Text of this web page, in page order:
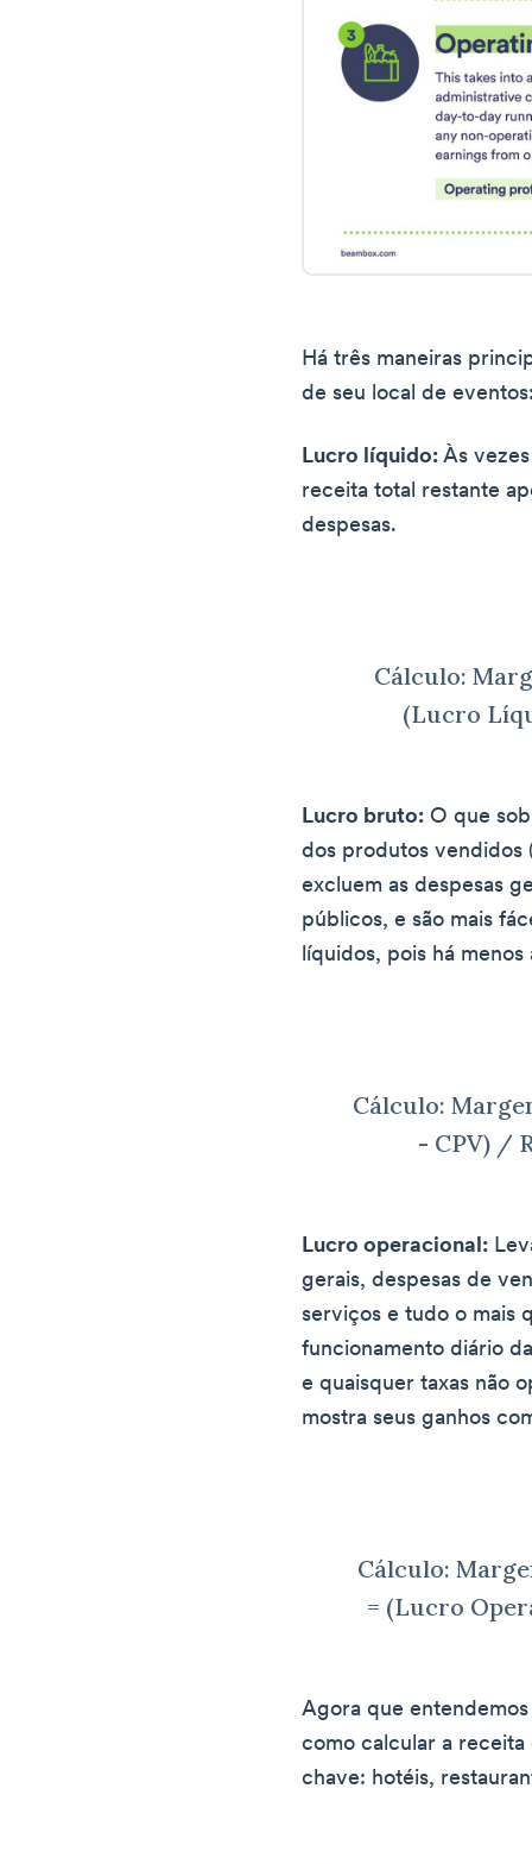
Há três maneiras
de seu local de
Lucro líquido: Às
receita total restante
despesas.
Cálculo:
(Lucro
Lucro bruto: O que
dos produtos vendidos
excluem as despesas
públicos, e são mais
líquidos, pois há
Cálculo:
- CPV) /
Lucro operacional:
gerais, despesas de
serviços e tudo o mais
funcionamento diário
e quaisquer taxas não
mostra seus ganhos
Cálculo:
= (Lucro
Agora que
como calcular a
chave: hotéis,